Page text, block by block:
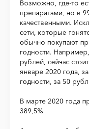
Возможно, где-то
препаратами, но в
качественными.
сети, которые
обычно покупают
годности.
рублей, сейчас
январе 2020 года,
годности, за 50
В марте 2020 года
389,5%